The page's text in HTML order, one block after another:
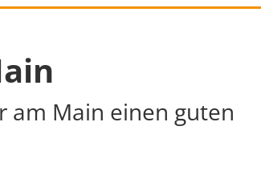
am Main einen guten